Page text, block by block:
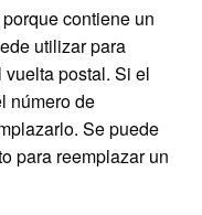
contiene un
utilizar para
postal. Si el
número de
Se puede
para reemplazar un